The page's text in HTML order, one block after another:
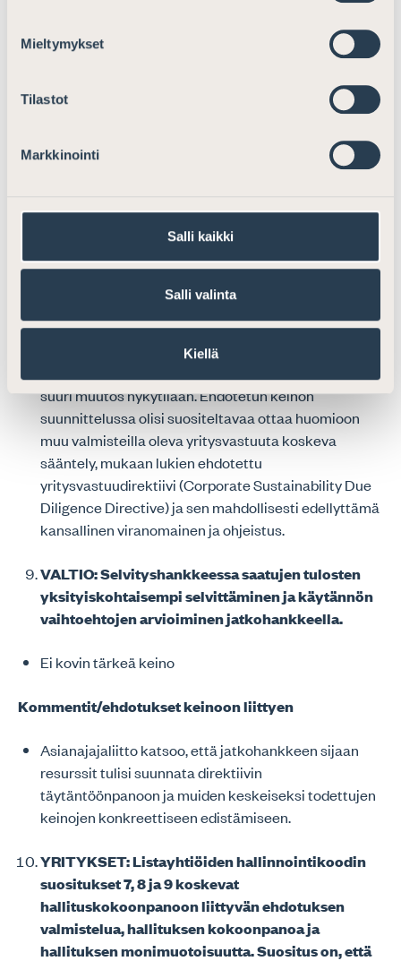
Mieltymykset
Tilastot
Markkinointi
Salli kaikki
Salli valinta
Kiellä
VALTIO: Yrityksille suunnattujen
ohjeistusten ajantasaistaminen siten, että ne
sisältävät tietoa johtoryhmien ja hallitusten
välisen tasa-arvon ja laajemman
monimuotoisuuden merkityksestä yrityksen
Asianajajaliitto kiinnittää huomiota siihen, että
ehdotettu keino voisi tarkoittaa myös muiden kuin
suuri muutos nykytilaan. Ehdotetun keinon
suunnittelussa olisi suositeltavaa ottaa huomioon
muu valmisteilla oleva yritysvastuuta koskeva
sääntely, mukaan lukien ehdotettu
yritysvastuudirektiivi (Corporate Sustainability Due
Diligence Directive) ja sen mahdollisesti edellyttämä
kansallinen viranomainen ja ohjeistus.
VALTIO: Selvityshankkeessa saatujen tulosten
yksityiskohtaisempi selvittäminen ja käytännön
vaihtoehtojen arvioiminen jatkohankkeella.
Ei kovin tärkeä keino
Kommentit/ehdotukset keinoon liittyen
Asianajajaliitto katsoo, että jatkohankkeen sijaan
resurssit tulisi suunnata direktiivin
täytäntöönpanoon ja muiden keskeiseksi todettujen
keinojen konkreettiseen edistämiseen.
YRITYKSET: Listayhtiöiden hallinnointikoodin
suositukset 7, 8 ja 9 koskevat
hallituskokoonpanoon liittyvän ehdotuksen
valmistelua, hallituksen kokoonpanoa ja
hallituksen monimuotoisuutta. Suositus on, että